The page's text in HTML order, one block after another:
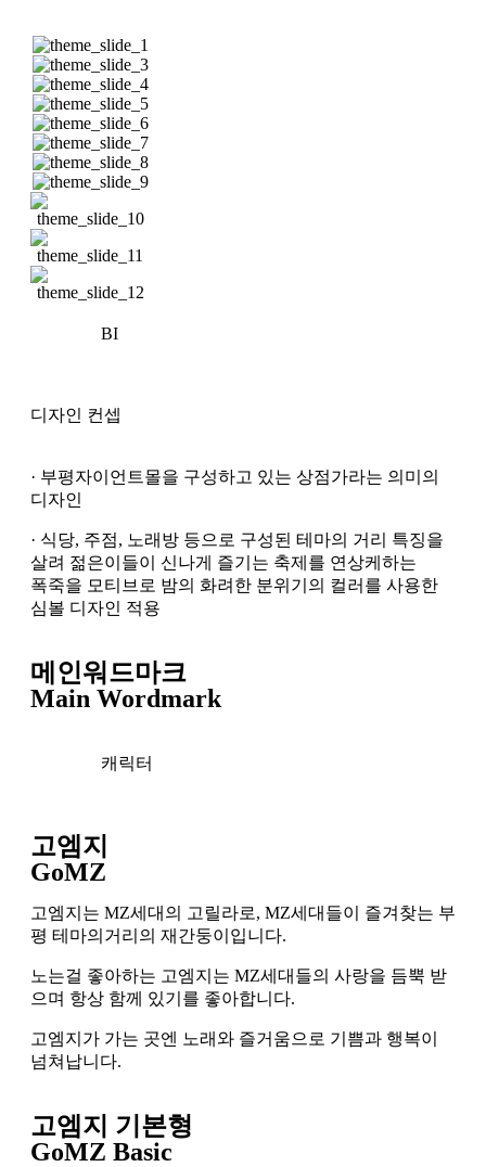
BI
디자인 컨셉
· 부평자이언트몰을 구성하고 있는 상점가라는 의미의
디자인
· 식당, 주점, 노래방 등으로 구성된 테마의 거리 특징을
살려 젊은이들이 신나게 즐기는 축제를 연상케하는
폭죽을 모티브로 밤의 화려한 분위기의 컬러를 사용한
심볼 디자인 적용
메인워드마크
Main Wordmark
캐릭터
고엠지
GoMZ
고엠지는 MZ세대의 고릴라로, MZ세대들이 즐겨찾는 부
평 테마의거리의 재간둥이입니다.
노는걸 좋아하는 고엠지는 MZ세대들의 사랑을 듬뿍 받
으며 항상 함께 있기를 좋아합니다.
고엠지가 가는 곳엔 노래와 즐거움으로 기쁨과 행복이
넘쳐납니다.
고엠지 기본형
GoMZ Basic